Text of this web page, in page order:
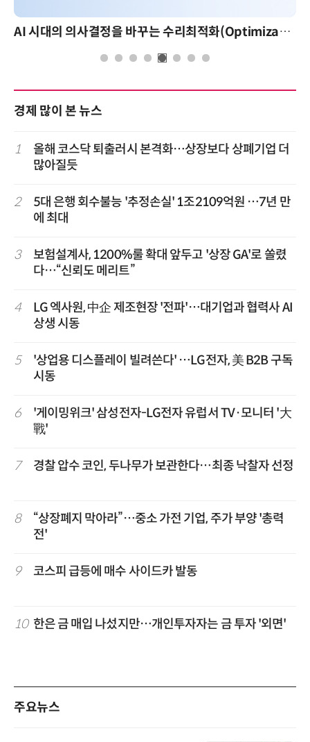
AI 시대의 의사결정을 바꾸는 수리최적화(Optimization): 실제 산업 적용 사례와 활용 전략
경제 많이 본 뉴스
1
올해 코스닥 퇴출러시 본격화…상장보다 상폐기업 더
많아질듯
2
5대 은행 회수불능 '추정손실' 1조2109억원 …7년 만
에 최대
3
보험설계사, 1200%룰 확대 앞두고 '상장 GA'로 쏠렸
다…“신뢰도 메리트”
4
LG 엑사원, 中企 제조현장 '전파'…대기업과 협력사 AI
상생 시동
5
'상업용 디스플레이 빌려쓴다' …LG전자, 美 B2B 구독
시동
6
'게이밍위크' 삼성전자-LG전자 유럽서 TV·모니터 '大
戰'
7 경찰 압수 코인, 두나무가 보관한다…최종 낙찰자 선정
8
“상장폐지 막아라”…중소 가전 기업, 주가 부양 '총력
전'
9 코스피 급등에 매수 사이드카 발동
10 한은 금 매입 나섰지만…개인투자자는 금 투자 '외면'
주요뉴스